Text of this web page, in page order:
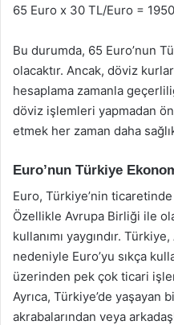
65 Euro x 30 TL/Euro =
Bu durumda, 65 Euro’nun
olacaktır. Ancak, döviz
hesaplama zamanla
döviz işlemleri yapmadan
etmek her zaman daha
Euro’nun Türkiye
Euro, Türkiye’nin
Özellikle Avrupa Birliği ile
kullanımı yaygındır.
nedeniyle Euro’yu sıkça
üzerinden pek çok ticari
Ayrıca, Türkiye’de yaşayan
akrabalarından veya